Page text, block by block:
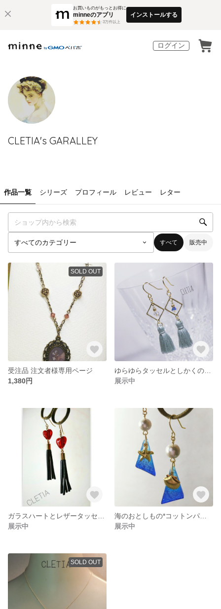
お買いものがもっとお得に
minneのアプリ
3万件以上
インストールする
ログイン
CLETIA's GARALLEY
作品一覧 シリーズ プロフィール レビュー レター
すべて 販売中
SOLD OUT
受注品 注文者様専用ページ
1,380円
展示中
展示中
展示中
SOLD OUT